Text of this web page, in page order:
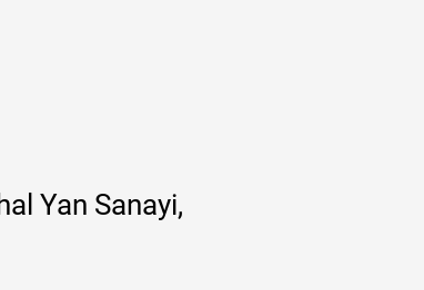
Yan Sanayi,